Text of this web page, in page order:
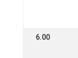
6.00